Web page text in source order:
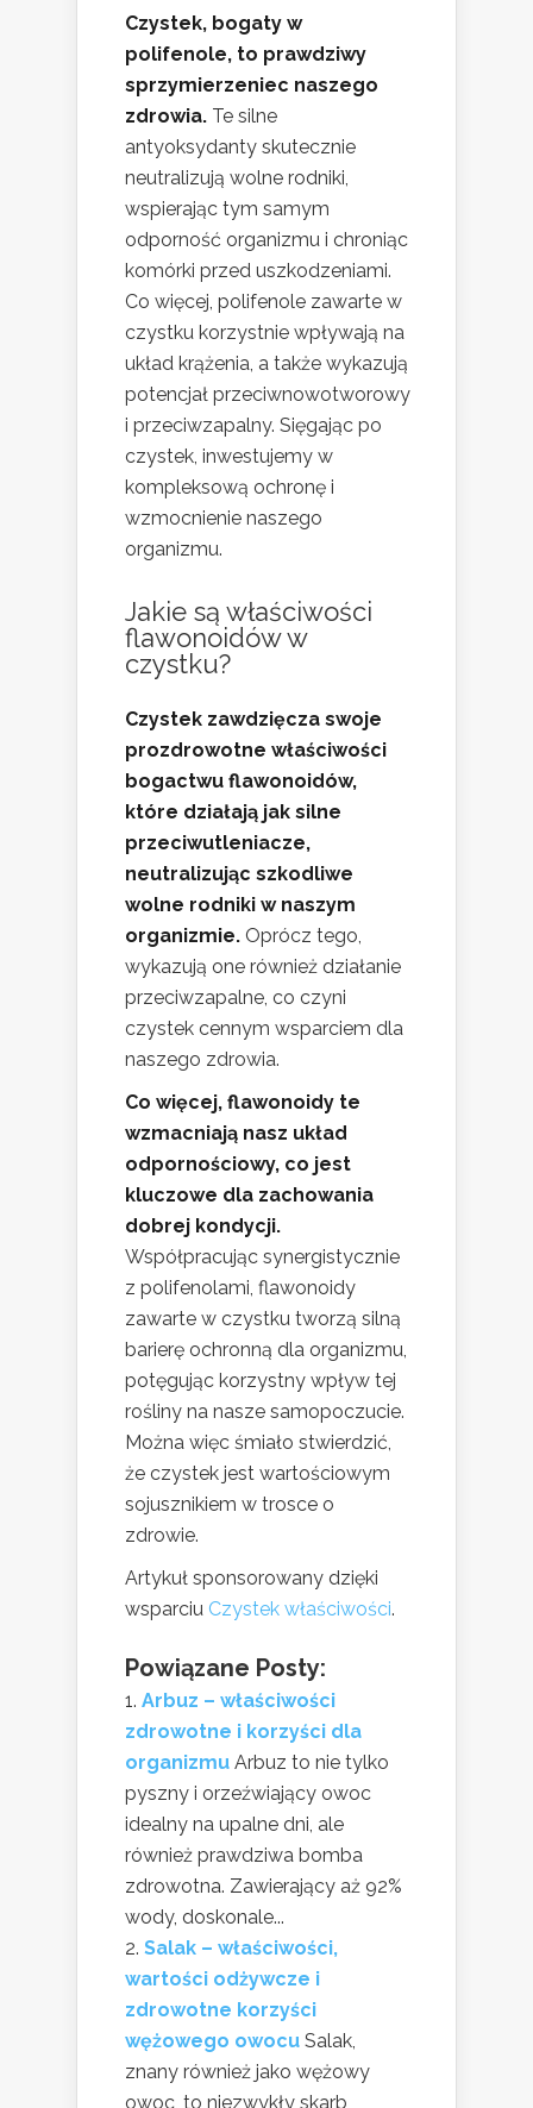
Czystek, bogaty w
polifenole, to prawdziwy
sprzymierzeniec naszego
zdrowia. Te silne
antyoksydanty skutecznie
neutralizują wolne rodniki,
wspierając tym samym
odporność organizmu i chroniąc
komórki przed uszkodzeniami.
Co więcej, polifenole zawarte w
czystku korzystnie wpływają na
układ krążenia, a także wykazują
potencjał przeciwnowotworowy
i przeciwzapalny. Sięgając po
czystek, inwestujemy w
kompleksową ochronę i
wzmocnienie naszego
organizmu.
Jakie są właściwości
flawonoidów w
czystku?
Czystek zawdzięcza swoje
prozdrowotne właściwości
bogactwu flawonoidów,
które działają jak silne
przeciwutleniacze,
neutralizując szkodliwe
wolne rodniki w naszym
organizmie. Oprócz tego,
wykazują one również działanie
przeciwzapalne, co czyni
czystek cennym wsparciem dla
naszego zdrowia.
Co więcej, flawonoidy te
wzmacniają nasz układ
odpornościowy, co jest
kluczowe dla zachowania
dobrej kondycji.
Współpracując synergistycznie
z polifenolami, flawonoidy
zawarte w czystku tworzą silną
barierę ochronną dla organizmu,
potęgując korzystny wpływ tej
rośliny na nasze samopoczucie.
Można więc śmiało stwierdzić,
że czystek jest wartościowym
sojusznikiem w trosce o
zdrowie.
Artykuł sponsorowany dzięki
wsparciu Czystek właściwości.
Powiązane Posty:
Arbuz – właściwości
zdrowotne i korzyści dla
organizmu Arbuz to nie tylko
pyszny i orzeźwiający owoc
idealny na upalne dni, ale
również prawdziwa bomba
zdrowotna. Zawierający aż 92%
wody, doskonale...
Salak – właściwości,
wartości odżywcze i
zdrowotne korzyści
wężowego owocu Salak,
znany również jako wężowy
owoc, to niezwykły skarb